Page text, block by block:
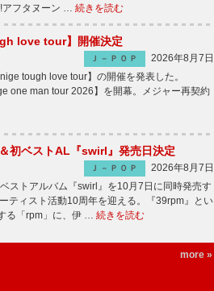
アフタヌーン … 続きを読む
love tour】開催決定
Ｊ－ＰＯＰ
2026年8月7日
tough love tour】の開催を発表した。
one man tour 2026】を開幕。メジャー再契約
初ベストAL『swirl』発売日決定
Ｊ－ＰＯＰ
2026年8月7日
ストアルバム『swirl』を10月7日に同時発売す
ィスト活動10周年を迎える。『39rpm』とい
る「rpm」に、伊 … 続きを読む
more »